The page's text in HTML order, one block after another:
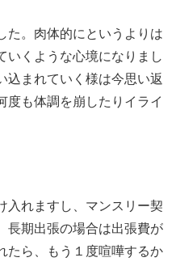
た。肉体的にというよりは
いくような心境になりまし
込まれていく様は今思い返
度も体調を崩したりイライ
入れますし、マンスリー契
長期出張の場合は出張費が
たら、もう１度喧嘩するか